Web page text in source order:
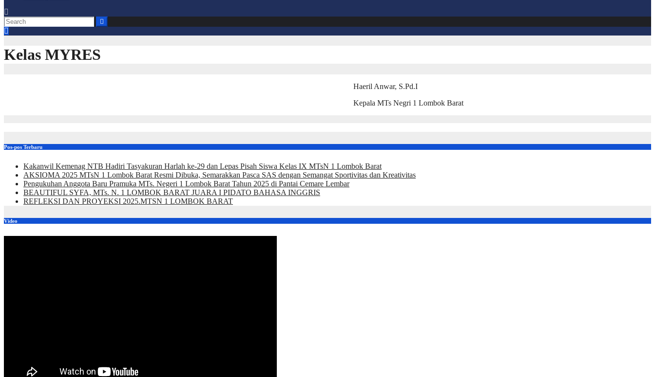
Kelas MYRES
Haeril Anwar, S.Pd.I
Kepala MTs Negri 1 Lombok Barat
Pos-pos Terbaru
Kakanwil Kemenag NTB Hadiri Tasyakuran Harlah ke-29 dan Lepas Pisah Siswa Kelas IX MTsN 1 Lombok Barat
AKSIOMA 2025 MTsN 1 Lombok Barat Resmi Dibuka, Semarakkan Pasca SAS dengan Semangat Sportivitas dan Kreativitas
Pengukuhan Anggota Baru Pramuka MTs. Negeri 1 Lombok Barat Tahun 2025 di Pantai Cemare Lembar
BEAUTIFUL SYFA, MTs. N. 1 LOMBOK BARAT JUARA I PIDATO BAHASA INGGRIS
REFLEKSI DAN PROYEKSI 2025.MTSN 1 LOMBOK BARAT
Video